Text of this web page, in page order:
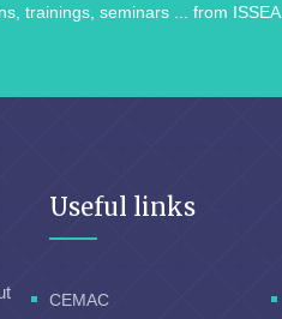
trainings, seminars ... from ISSEA.
Useful links
CEMAC